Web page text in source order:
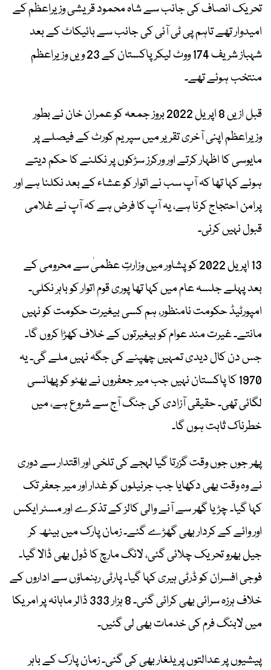
تحریک انصاف کی جانب سے شاہ محمود قریشی وزیراعظم کے
امیدوار تھے تاہم پی ٹی آئی کی جانب سے بائیکاٹ کے بعد
شہباز شریف 174 ووٹ لیکر پاکستان کے 23 ویں وزیراعظم
منتخب ہوئے تھے۔
قبل ازیں 8 اپریل 2022 بروز جمعہ کو عمران خان نے بطور
وزیراعظم اپنی آخری تقریر میں سپریم کورٹ کے فیصلے پر
مایوسی کا اظہار کرتے اور ورکرز سڑکوں پر نکلنے کا حکم دیتے
ہوئے کہا تھا کہ آپ سب نے اتوار کو عشاء کے بعد نکلنا ہے اور
پرامن احتجاج کرنا ہے، یہ آپ کا فرض ہے کہ آپ نے غلامی
قبول نہیں کرنی۔
13 اپریل 2022 کو پشاور میں وزارتِ عظمیٰ سے محرومی کے
بعد پہلے جلسہ عام میں کہا تھا پوری قوم اتوار کو باہر نکلی۔
امپورٹیڈ حکومت نامنظور، ہم کسی بیغیرت حکومت کو نہیں
مانتے۔ غیرت مند عوام کو بیغیرتوں کے خلاف کھڑا کروں گا۔
جس دن کال دیدی تمہیں چھپنے کی جگہ نہیں ملے گی۔ یہ
1970 کا پاکستان نہیں جب میر جعفروں نے بھٹو کو پھانسی
لگائی تھی۔ حقیقی آزادی کی جنگ آج سے شروع ہے، میں
خطرناک ثابت ہوں گا۔
پھر جوں جوں وقت گزرتا گیا لہجے کی تلخی اور اقتدار سے دوری
نے وہ وقت بھی دکھایا جب جرنیلوں کو غدار اور میر جعفر تک
کہا گیا۔ چڑیا گھر سے آنے والی کالز کے تذکرے اور مسٹر ایکس
اور وائے کے کردار بھی گھڑے گئے۔ زمان پارک میں بیٹھ کر
جیل بھرو تحریک چلائی گئی، لانگ مارچ کا ڈول بھی ڈالا گیا۔
فوجی افسران کو ڈرٹی ہیری کہا گیا۔ پارٹی رہنماؤں سے اداروں کے
خلاف ہرزہ سرائی بھی کرائی گئی۔ 8 ہزار 333 ڈالر ماہانہ پر امریکا
میں لابنگ فرم کی خدمات بھی لی گئیں۔
پیشیوں پر عدالتوں پر یلغار بھی کی گئی۔ زمان پارک کے باہر